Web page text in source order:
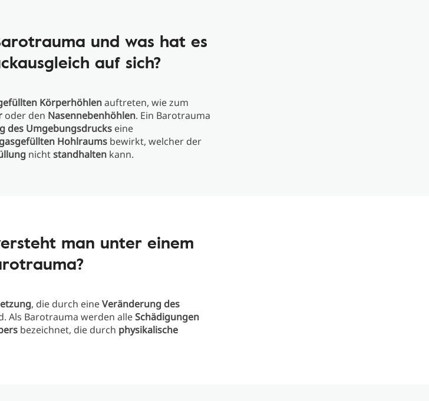
und was hat es
auf sich?
Körperhöhlenauftreten, wie zum
oder den Nasennebenhöhlen. Ein Barotrauma
des Umgebungsdrucks eine
Hohlraums bewirkt, welcher der
nichtstandhalten kann.
man unter einem
, die durch eineVeränderung des
Als Barotrauma werden alleSchädigungen
bezeichnet, die durch physikalische